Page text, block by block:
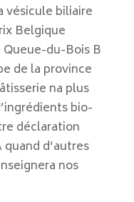
vésicule biliaire
Belgique
du-Bois B
de la province
na plus
bio-
déclaration
d’autres
nos